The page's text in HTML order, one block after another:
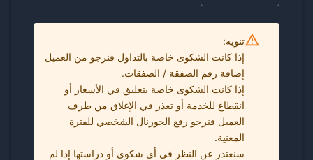
إذا كانت الشكوى خاصة بالتداول فنرجو من العميل
إذا كانت الشكوى خاصة بتعليق في الأسعار أو
انقطاع للخدمة أو تعذر في الإغلاق من طرف
العميل فنرجو رفع الجورنال الشخصي للفترة
سنعتذر عن النظر في أي شكوى أو دراستها إذا لم